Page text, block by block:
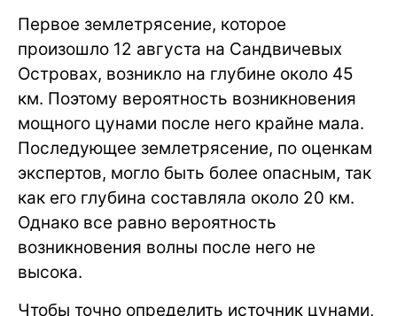
Первое землетрясение, которое
произошло 12 августа на Сандвичевых
Островах, возникло на глубине около 45
км. Поэтому вероятность возникновения
мощного цунами после него крайне мала.
Последующее землетрясение, по оценкам
экспертов, могло быть более опасным, так
как его глубина составляла около 20 км.
Однако все равно вероятность
возникновения волны после него не
высока.
Чтобы точно определить источник цунами,